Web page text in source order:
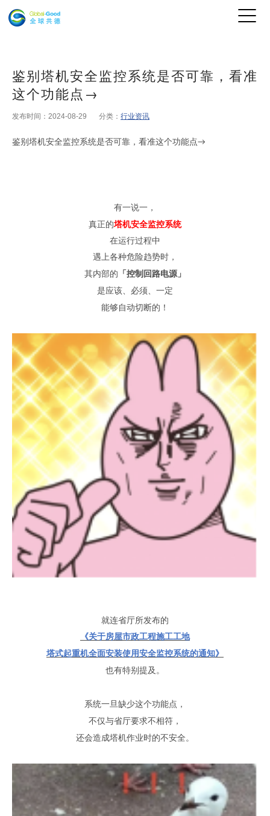
鉴别塔机安全监控系统是否可靠，看准
这个功能点→
发布时间：2024-08-29 分类： 行业资讯
鉴别塔机安全监控系统是否可靠，看准这个功能点→
有一说一 ，
真正的塔机安全监控系统
在运行过程中
遇上各种危险趋势时，
其内部的 「 控制回路电源」
是应该、 必须、 一定
能够自动切断的 ！
就连省厅所发布的
《关于房屋市政工程施工工地
塔式起重机全面安装使用安全监控系统的通知》
也有特别提及 。
系统一旦缺少这个功能点 ，
不仅与省厅要求不相符 ，
还会造成塔机作业时的不安全。